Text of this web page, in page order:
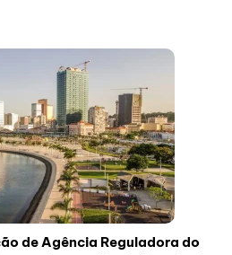
de Agência Reguladora do